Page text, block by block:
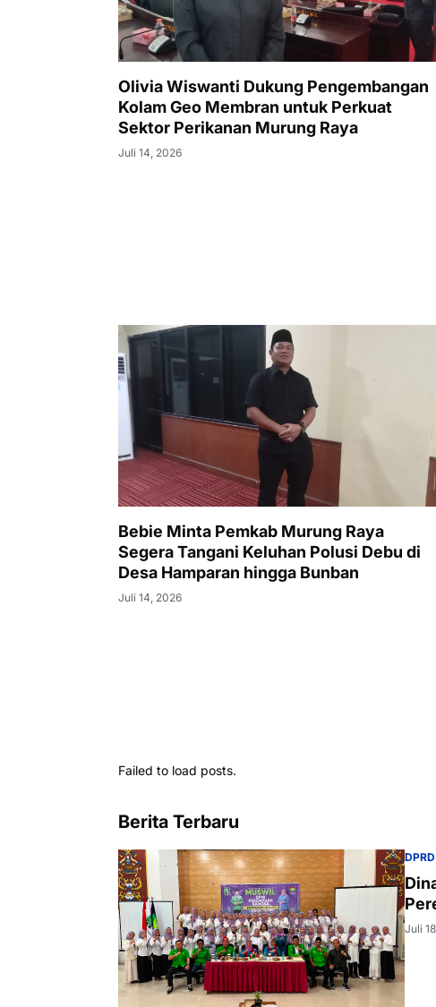
Olivia Wiswanti Dukung Pengembangan
Kolam Geo Membran untuk Perkuat
Sektor Perikanan Murung Raya
Juli 14, 2026
Bebie Minta Pemkab Murung Raya
Segera Tangani Keluhan Polusi Debu di
Desa Hamparan hingga Bunban
Juli 14, 2026
Failed to load posts.
Berita Terbaru
Juli